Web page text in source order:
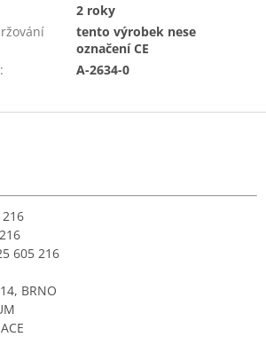
2 roky
tento výrobek nese
označení CE
: A-2634-0
216
605 216
BRNO